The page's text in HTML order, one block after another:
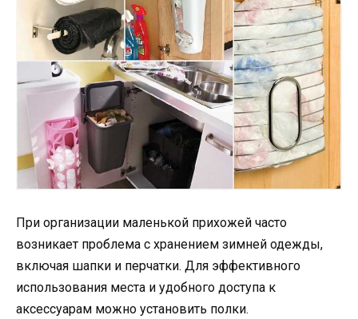
При организации маленькой прихожей часто
возникает проблема с хранением зимней одежды,
включая шапки и перчатки. Для эффективного
использования места и удобного доступа к
аксессуарам можно установить полки.